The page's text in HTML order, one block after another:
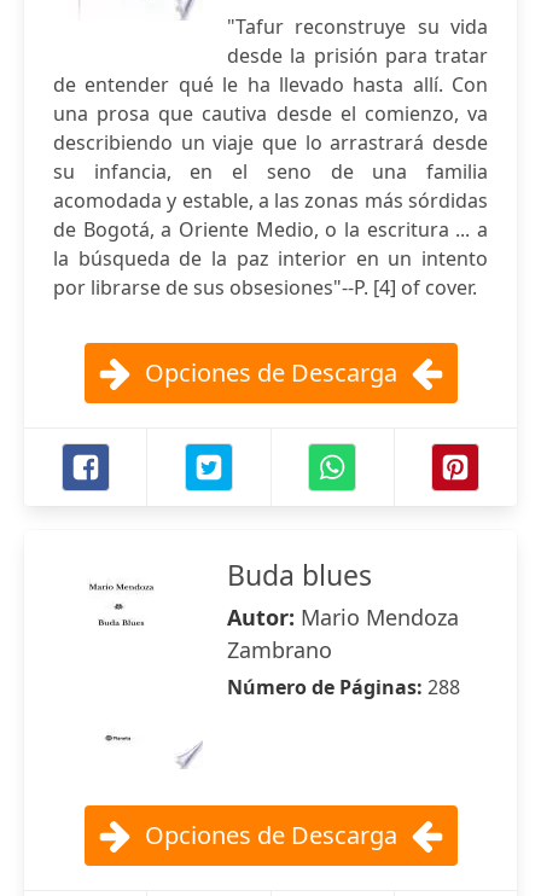
"Tafur reconstruye su vida
desde la prisión para tratar
de entender qué le ha llevado hasta allí. Con
una prosa que cautiva desde el comienzo, va
describiendo un viaje que lo arrastrará desde
su infancia, en el seno de una familia
acomodada y estable, a las zonas más sórdidas
de Bogotá, a Oriente Medio, o la escritura ... a
la búsqueda de la paz interior en un intento
por librarse de sus obsesiones"--P. [4] of cover.
Opciones de Descarga
Buda blues
Autor: Mario Mendoza
Zambrano
Número de Páginas: 288
Opciones de Descarga